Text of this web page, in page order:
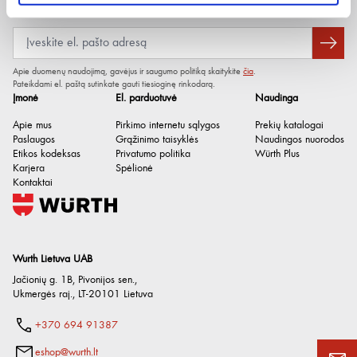
Prisispaudimo gylis
Prisispaudimo gylis 2
Prisispaudimo gylis 3
Wurth Lietuva UAB
Jačionių g. 1B, Pivonijos sen.,
Ukmergės raj., LT-20101 Lietuva
+370 694 91387
eshop@wurth.lt
Įmonė
Apie mus
Paslaugos
Etikos kodeksas
Karjera
Kontaktai
El. parduotuvė
Pirkimo internetu sąlygos
Grąžinimo taisyklės
Privatumo politika
Spėlionė
Naudinga
Prekių katalogai
Naudingos nuorodos
Würth Plus
Naujienlaiškis
Apie duomenų naudojimą, gavėjus ir saugumo politiką skaitykite čia.
Pateikdami el. paštą sutinkate gauti tiesioginę rinkodarą.